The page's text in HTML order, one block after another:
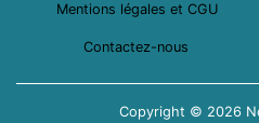
Mentions légales et CGU
Contactez-nous
Copyright © 2026